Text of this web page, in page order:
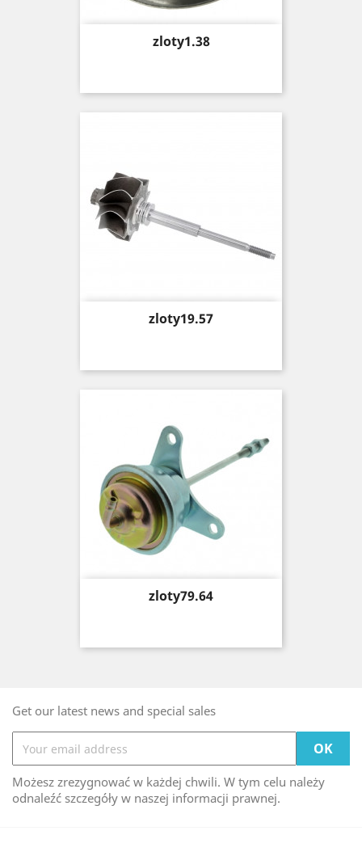
Price
zloty1.38
Price
zloty19.57
Price
zloty79.64
Get our latest news and special sales
Możesz zrezygnować w każdej chwili. W tym celu należy
odnaleźć szczegóły w naszej informacji prawnej.